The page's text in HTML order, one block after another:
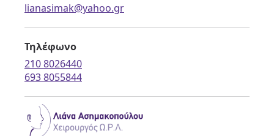
lianasimak@yahoo.gr
Τηλέφωνο
210 8026440
693 8055844